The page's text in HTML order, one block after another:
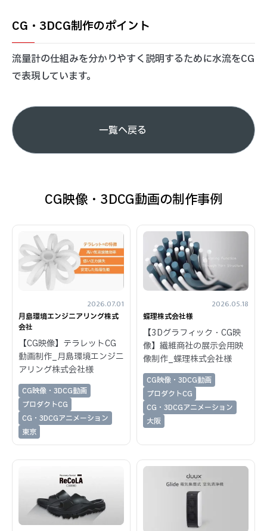
CG・3DCG制作のポイント
流量計の仕組みを分かりやすく説明するために水流をCG
で表現しています。
一覧へ戻る
CG映像・3DCG動画の制作事例
2026.07.01
月島環境エンジニアリング株式
会社
【CG映像】テラレットCG
動画制作_月島環境エンジニ
アリング株式会社様
CG映像・3DCG動画
プロダクトCG
CG・3DCGアニメーション
東京
2026.05.18
蝶理株式会社様
【3Dグラフィック・CG映
像】繊維商社の展示会用映
像制作_蝶理株式会社様
CG映像・3DCG動画
プロダクトCG
CG・3DCGアニメーション
大阪